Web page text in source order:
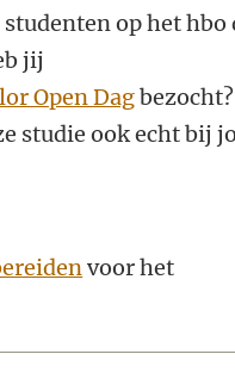
op het hbo
jij
Open Dagbezocht?
studie ook echt bij
voor het